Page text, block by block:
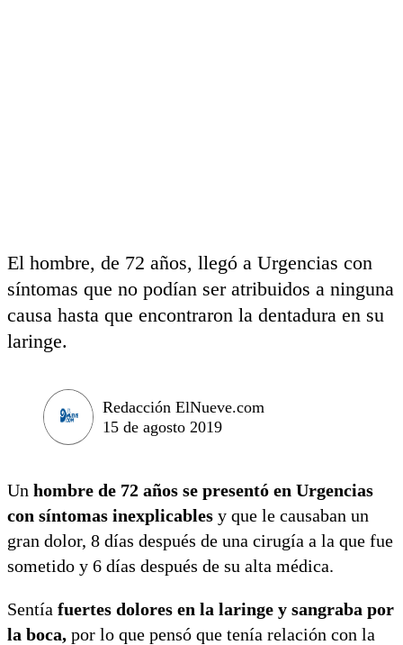
El hombre, de 72 años, llegó a Urgencias con
síntomas que no podían ser atribuidos a ninguna
causa hasta que encontraron la dentadura en su
laringe.
Redacción ElNueve.com
15 de agosto 2019
Un hombre de 72 años se presentó en Urgencias
con síntomas inexplicables y que le causaban un
gran dolor, 8 días después de una cirugía a la que fue
sometido y 6 días después de su alta médica.
Sentía fuertes dolores en la laringe y sangraba por
la boca, por lo que pensó que tenía relación con la